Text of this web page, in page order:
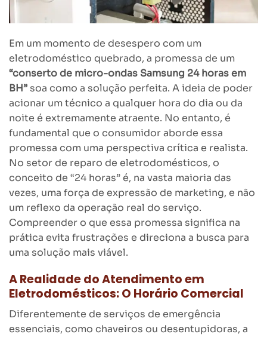
Em um momento de desespero com um
eletrodoméstico quebrado, a promessa de um
“conserto de micro-ondas Samsung 24 horas em
BH” soa como a solução perfeita. A ideia de poder
acionar um técnico a qualquer hora do dia ou da
noite é extremamente atraente. No entanto, é
fundamental que o consumidor aborde essa
promessa com uma perspectiva crítica e realista.
No setor de reparo de eletrodomésticos, o
conceito de “24 horas” é, na vasta maioria das
vezes, uma força de expressão de marketing, e não
um reflexo da operação real do serviço.
Compreender o que essa promessa significa na
prática evita frustrações e direciona a busca para
uma solução mais viável.
A Realidade do Atendimento em
Eletrodomésticos: O Horário Comercial
Diferentemente de serviços de emergência
essenciais, como chaveiros ou desentupidoras, a